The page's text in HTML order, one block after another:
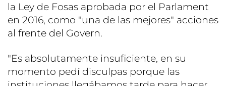
la Ley de Fosas aprobada por el Parlament
en 2016, como "una de las mejores" acciones
al frente del Govern.
"Es absolutamente insuficiente, en su
momento pedí disculpas porque las